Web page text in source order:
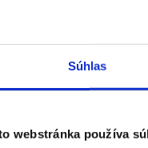
Súhlas
webstránka používa
motívom. Okrem tohto
s kresbami iných